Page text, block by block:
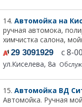
14. Автомойка на
ручная автомока,
химчистка салона,
29 3091929 с 8-
ул.Киселева, 8а
15. Автомойка ВД
Автомойка. Ручная